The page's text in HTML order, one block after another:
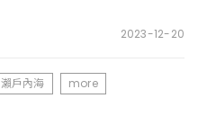
2023-12-20
瀨戶內海 more